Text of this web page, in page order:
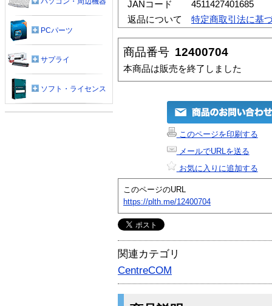
JANコード
4511427401685
返品について
特定商取引法に基
商品番号 12400704
本商品は販売を終了しました
このページを印刷する
メールでURLを送る
お気に入りに追加する
このページのURL
https://plth.me/12400704
関連カテゴリ
CentreCOM
PCパーツ
サプライ
ソフト・ライセンス